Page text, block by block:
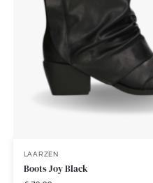
LAARZEN
Boots Joy Black